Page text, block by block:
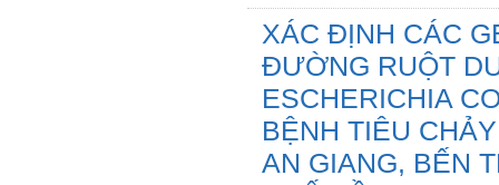
XÁC ĐỊNH CÁC
ĐƯỜNG RUỘT
ESCHERICHIA
BỆNH TIÊU
AN GIANG, BẾN